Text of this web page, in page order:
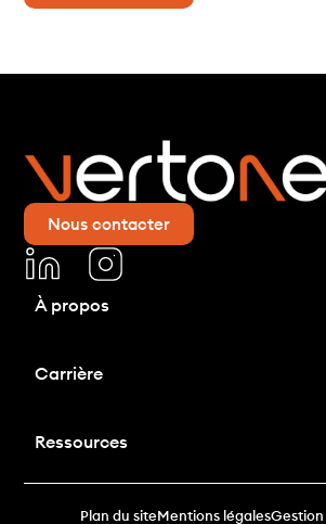
Nous contacter
À propos
Carrière
Ressources
Plan du siteMentions légalesGestion